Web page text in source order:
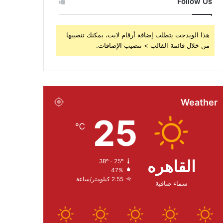
هذا الويدجت يتطلب إضافة أرقام لايت، يمكنك تنصيبها
من خلال قائمة القالب > تنصيب الإضافات.
Weather
القاهره
سماء صافية
25
℃
38º - 25º
47%
2.55 كيلومتر/ساعة